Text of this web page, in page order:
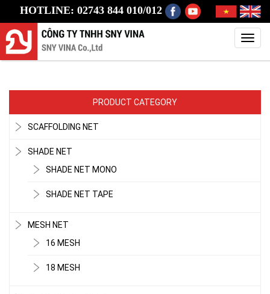
HOTLINE: 02743 844 010/012
PRODUCT CATEGORY
SCAFFOLDING NET
SHADE NET
SHADE NET MONO
SHADE NET TAPE
MESH NET
16 MESH
18 MESH